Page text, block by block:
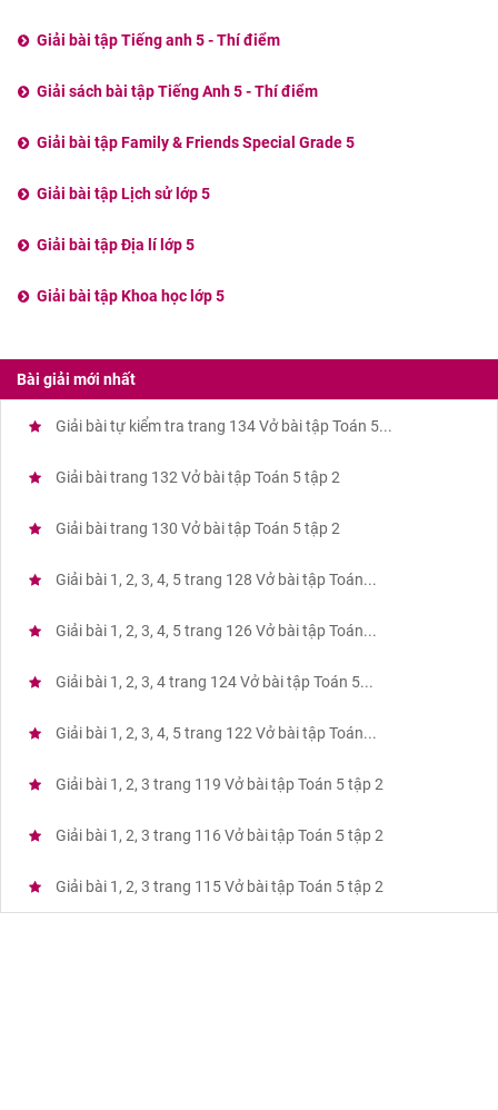
Giải bài tập Tiếng anh 5 - Thí điểm
Giải sách bài tập Tiếng Anh 5 - Thí điểm
Giải bài tập Family & Friends Special Grade 5
Giải bài tập Lịch sử lớp 5
Giải bài tập Địa lí lớp 5
Giải bài tập Khoa học lớp 5
Bài giải mới nhất
Giải bài tự kiểm tra trang 134 Vở bài tập Toán 5...
Giải bài trang 132 Vở bài tập Toán 5 tập 2
Giải bài trang 130 Vở bài tập Toán 5 tập 2
Giải bài 1, 2, 3, 4, 5 trang 128 Vở bài tập Toán...
Giải bài 1, 2, 3, 4, 5 trang 126 Vở bài tập Toán...
Giải bài 1, 2, 3, 4 trang 124 Vở bài tập Toán 5...
Giải bài 1, 2, 3, 4, 5 trang 122 Vở bài tập Toán...
Giải bài 1, 2, 3 trang 119 Vở bài tập Toán 5 tập 2
Giải bài 1, 2, 3 trang 116 Vở bài tập Toán 5 tập 2
Giải bài 1, 2, 3 trang 115 Vở bài tập Toán 5 tập 2